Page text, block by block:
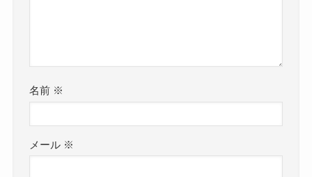
名前 ※
メール ※